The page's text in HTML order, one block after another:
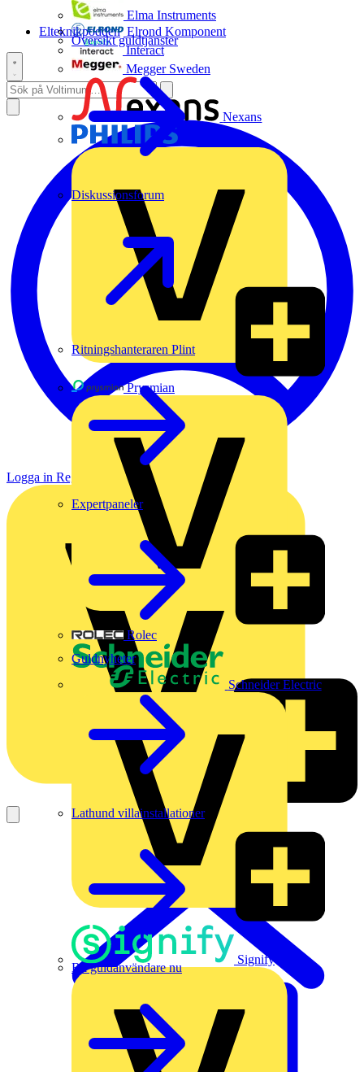
Elma Instruments
Elrond Komponent
Interact
Megger Sweden
Nexans
Prysmian
Rolec
Schneider Electric
Signify
Översikt guldtjänster
Diskussionsforum
Ritningshanteraren Plint
Expertpaneler
Guldnyheter
Lathund villainstallationer
Bli guldanvändare nu
Elteknikpodden
Logga in Registrera dig